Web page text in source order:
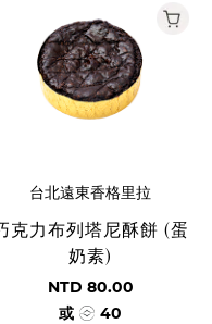
台北遠東香格里拉
克力布列塔尼酥餅 (蛋
奶素)
NTD 80.00
或
40